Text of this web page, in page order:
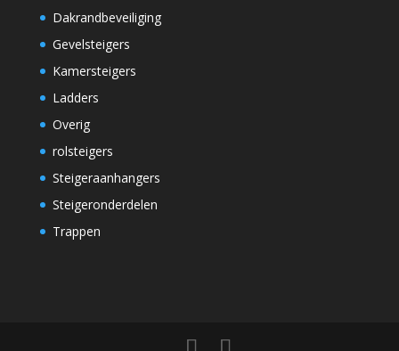
Dakrandbeveiliging
Gevelsteigers
Kamersteigers
Ladders
Overig
rolsteigers
Steigeraanhangers
Steigeronderdelen
Trappen